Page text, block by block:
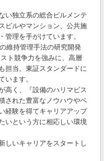
い独立系の総合ビルメンテ
ビルやマンション、公共施
管理を手がけています。
維持管理手法の研究開発
ト競争力を強みに、高層
担当。東証スタンダードに
います。
高く、『設備のハリマビス
された豊富なノウハウやベ
経験を得てキャリアアップ
いという方に相応しい環境
しいキャリアをスタートし